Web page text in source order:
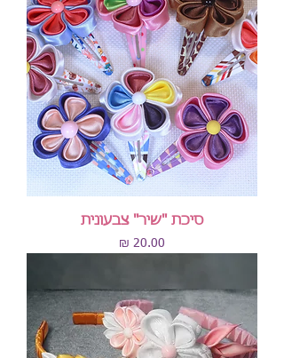
סיכת "שיר" צבעונית
מחיר